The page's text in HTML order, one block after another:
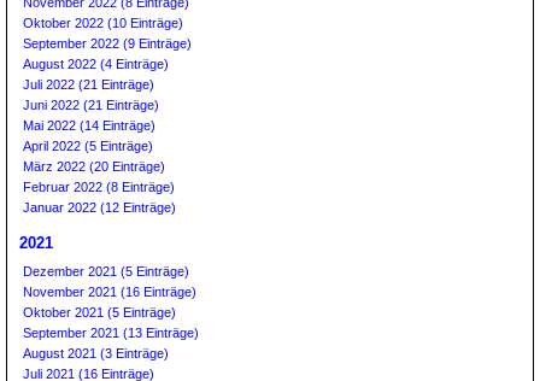
Oktober 2022 (10 Einträge)
September 2022 (9 Einträge)
August 2022 (4 Einträge)
Juli 2022 (21 Einträge)
Juni 2022 (21 Einträge)
Mai 2022 (14 Einträge)
April 2022 (5 Einträge)
März 2022 (20 Einträge)
Februar 2022 (8 Einträge)
Januar 2022 (12 Einträge)
2021
Dezember 2021 (5 Einträge)
November 2021 (16 Einträge)
Oktober 2021 (5 Einträge)
September 2021 (13 Einträge)
August 2021 (3 Einträge)
Juli 2021 (16 Einträge)